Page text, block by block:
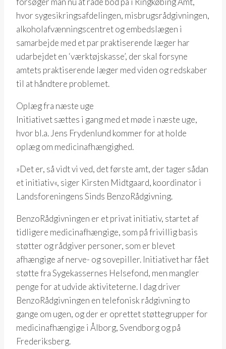
hvor sygesikringsafdelingen, misbrugsrådgivningen,
alkoholafvænningscentret og embedslægen i
samarbejde med et par praktiserende læger har
udarbejdet en ‘værktøjskasse’, der skal forsyne
amtets praktiserende læger med viden og redskaber
til at håndtere problemet.
Oplæg fra næste uge
Initiativet sættes i gang med et møde i næste uge,
hvor bl.a. Jens Frydenlund kommer for at holde
oplæg om medicinafhængighed.
»Det er, så vidt vi ved, det første amt, der tager sådan
et initiativ«, siger Kirsten Midtgaard, koordinator i
Landsforeningens Sinds BenzoRådgivning.
BenzoRådgivningen er et privat initiativ, startet af
tidligere medicinafhængige, som på frivillig basis
støtter og rådgiver personer, som er blevet
afhængige af nerve- og sovepiller. Initiativet har fået
støtte fra Sygekassernes Helsefond, men mangler
penge for at udvide aktiviteterne. I dag driver
BenzoRådgivningen en telefonisk rådgivning to
gange om ugen, og der er oprettet støttegrupper for
medicinafhængige i Ålborg, Svendborg og på
Frederiksberg.